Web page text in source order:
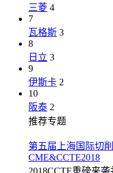
三菱 4
7
瓦格斯 3
8
日立 3
9
伊斯卡 2
10
阪泰 2
推荐专题
第五届上海国际切
CME&CCTE2018
2018CCTE重磅来